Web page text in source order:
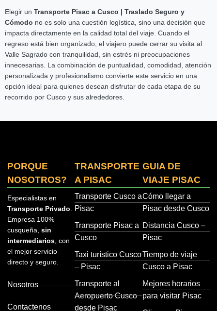
Elegir un Transporte Pisac a Cusco | Traslado Seguro y
Cómodo no es solo una cuestión logística, sino una decisión que
impacta directamente en la calidad total del viaje. Cuando el
regreso está bien organizado, el viajero puede cerrar su visita al
Valle Sagrado con tranquilidad, sin estrés ni preocupaciones
innecesarias. La combinación de puntualidad, comodidad, atención
personalizada y profesionalismo convierte este servicio en una
opción ideal para quienes desean disfrutar de cada etapa de su
recorrido por Cusco y sus alrededores.
PORQUE
NOSOTROS?
Especialistas en
Transporte Privado
Empresa 100%
cusqueña, sin
intermediarios , con
el mejor servicio
directo y seguro.
Nosotros
Contactenos
TRANSPORTE
A PISAC
Transporte Cusco a
Pisac
Transporte Pisac a
Cusco
Taxi turístico Cusco
– Pisac
Transporte al
Aeropuerto Cusco
desde Pisac
GUIA DE
VIAJE PISAC
Cómo llegar a
Pisac desde Cusco
Distancia Cusco –
Pisac
Tiempo de viaje
Cusco a Pisac
Mejores horarios
para visitar Pisac